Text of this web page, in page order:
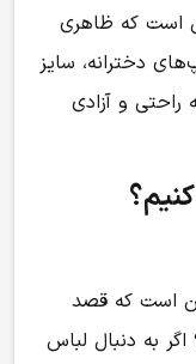
است که ظاهری
دخترانه، سایز
و آزادی
است که قصد
به دنبال لباس